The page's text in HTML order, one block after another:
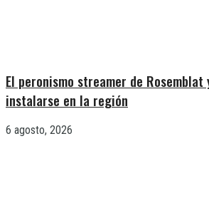
El peronismo streamer de Rosemblat
instalarse en la región
6 agosto, 2026